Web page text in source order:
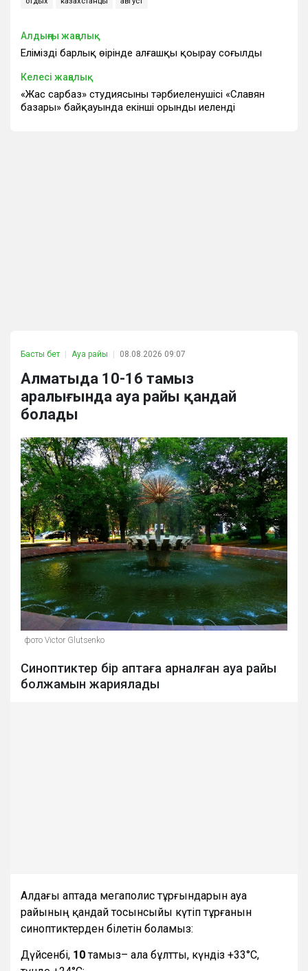
Алдыңғы жаңалық
Еліміздің барлық өңірінде алғашқы қоңырау соғылды
Келесі жаңалық
«Жас сарбаз» студиясының тәрбиеленушісі «Славян
базары» байқауында екінші орынды иеленді
Басты бет Ауа райы 08.08.2026 09:07
Алматыда 10-16 тамыз
аралығында ауа райы қандай
болады
фото Victor Glutsenko
Синоптиктер бір аптаға арналған ауа райы
болжамын жариялады
Алдағы аптада мегаполис тұрғындарын ауа
райының қандай тосынсыйы күтіп тұрғанын
синоптиктерден білетін боламыз:
Дүйсенбі, 10тамыз– ала бұлтты, күндіз +33°С,